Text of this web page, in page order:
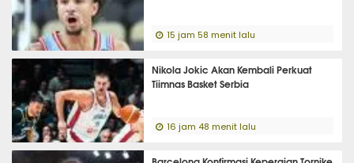
15 jam 58 menit lalu
Nikola Jokic Akan Kembali Perkuat
Tiimnas Basket Serbia
16 jam 48 menit lalu